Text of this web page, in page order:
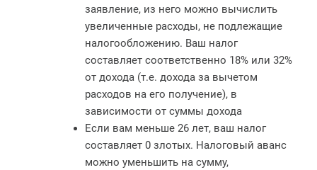
заявление, из него можно вычислить
увеличенные расходы, не подлежащие
налогообложению. Ваш налог
составляет соответственно 18% или 32%
от дохода (т.е. дохода за вычетом
расходов на его получение), в
зависимости от суммы дохода
Если вам меньше 26 лет, ваш налог
составляет 0 злотых. Налоговый аванс
можно уменьшить на сумму,